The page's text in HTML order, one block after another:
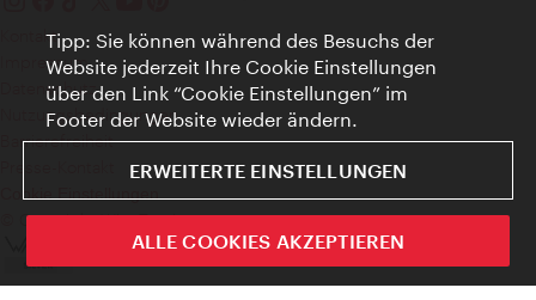
Kontakt
Impressum
Datenschutz
Nutzungsbedingungen
Barrierefreiheit
© Copyright WienTourismus
Tipp: Sie können während des Besuchs der
Website jederzeit Ihre Cookie Einstellungen
über den Link “Cookie Einstellungen” im
Footer der Website wieder ändern.
ERWEITERTE EINSTELLUNGEN
ALLE COOKIES AKZEPTIEREN